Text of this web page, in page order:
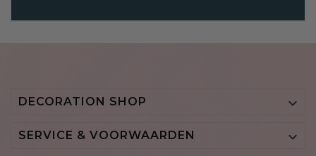
DECORATION SHOP 
SERVICE & VOORWAARDEN 